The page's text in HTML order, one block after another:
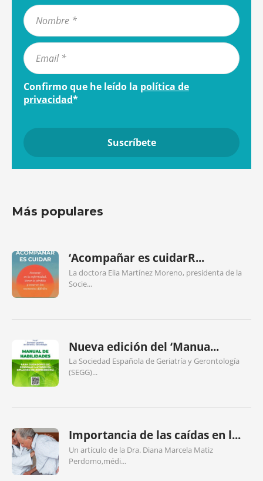
Confirmo que he leído la política de
privacidad*
Más populares
‘Acompañar es cuidarR...
La doctora Elia Martínez Moreno, presidenta de la
Socie...
Nueva edición del ‘Manua...
La Sociedad Española de Geriatría y Gerontología
(SEGG)...
Importancia de las caídas en l...
Un artículo de la Dra. Diana Marcela Matiz
Perdomo,médi...